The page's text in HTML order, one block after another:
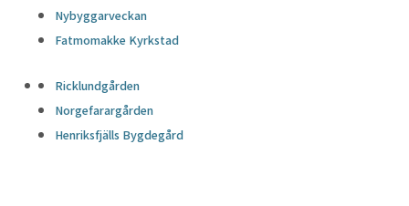
Nybyggarveckan
Fatmomakke Kyrkstad
Ricklundgården
Norgefarargården
Henriksfjälls Bygdegård